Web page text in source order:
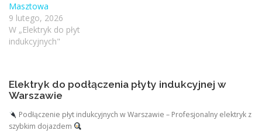
Masztowa
9 lutego, 2026
W „Elektryk do płyt
indukcyjnych"
Elektryk do podłączenia płyty indukcyjnej w
Warszawie
Podłączenie płyt indukcyjnych w Warszawie – Profesjonalny elektryk z
szybkim dojazdem